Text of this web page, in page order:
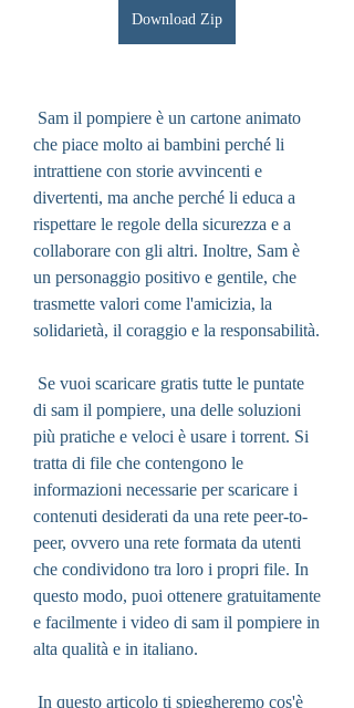
Download Zip
che piace molto ai bambini perché li
intrattiene con storie avvincenti e
divertenti, ma anche perché li educa a
rispettare le regole della sicurezza e a
collaborare con gli altri. Inoltre, Sam è
un personaggio positivo e gentile, che
trasmette valori come l'amicizia, la
solidarietà, il coraggio e la responsabilità.
di sam il pompiere, una delle soluzioni
più pratiche e veloci è usare i torrent. Si
tratta di file che contengono le
informazioni necessarie per scaricare i
contenuti desiderati da una rete peer-to-
peer, ovvero una rete formata da utenti
che condividono tra loro i propri file. In
questo modo, puoi ottenere gratuitamente
e facilmente i video di sam il pompiere in
alta qualità e in italiano.